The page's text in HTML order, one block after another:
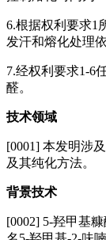
6.根据权利要求1
发汗和熔化处理
7.经权利要求1‑6
醛。
技术领域
[0001] 本发明涉
及其纯化方法。
背景技术
[0002] 5‑羟甲基